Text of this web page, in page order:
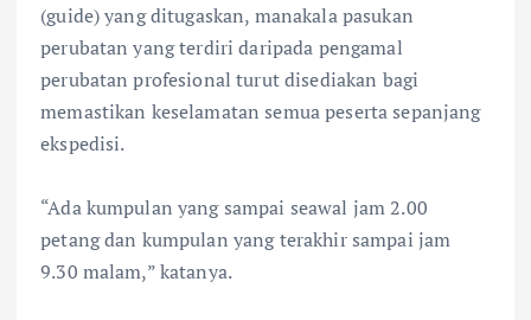
(guide) yang ditugaskan, manakala pasukan
perubatan yang terdiri daripada pengamal
perubatan profesional turut disediakan bagi
memastikan keselamatan semua peserta sepanjang
ekspedisi.
“Ada kumpulan yang sampai seawal jam 2.00
petang dan kumpulan yang terakhir sampai jam
9.30 malam,” katanya.